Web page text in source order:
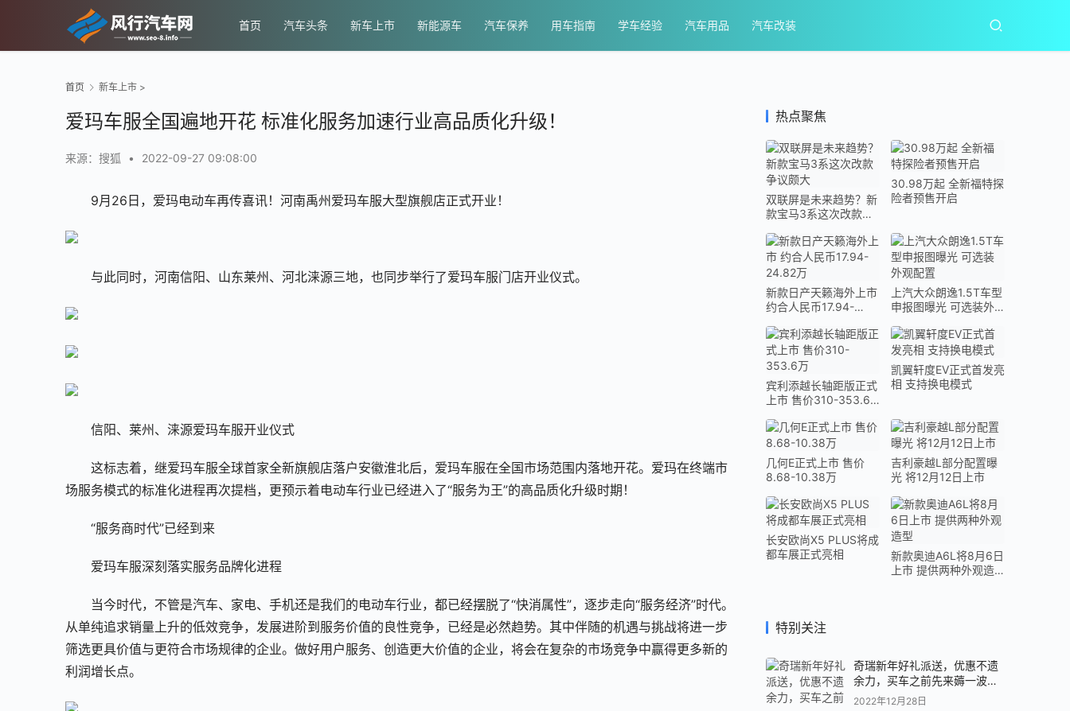
首页 汽车头条 新车上市 新能源车 汽车保养 用车指南 学车经验 汽车用品 汽车改装
首页 新车上市 >
爱玛车服全国遍地开花 标准化服务加速行业高品质化升级！
来源：搜狐 • 2022-09-27 09:08:00
9月26日，爱玛电动车再传喜讯！河南禹州爱玛车服大型旗舰店正式开业！
与此同时，河南信阳、山东莱州、河北涞源三地，也同步举行了爱玛车服门店开业仪式。
信阳、莱州、涞源爱玛车服开业仪式
这标志着，继爱玛车服全球首家全新旗舰店落户安徽淮北后，爱玛车服在全国市场范围内落地开花。爱玛在终端市
场服务模式的标准化进程再次提档，更预示着电动车行业已经进入了“服务为王”的高品质化升级时期！
“服务商时代”已经到来
爱玛车服深刻落实服务品牌化进程
当今时代，不管是汽车、家电、手机还是我们的电动车行业，都已经摆脱了“快消属性”，逐步走向“服务经济”时代。
从单纯追求销量上升的低效竞争，发展进阶到服务价值的良性竞争，已经是必然趋势。其中伴随的机遇与挑战将进一步
筛选更具价值与更符合市场规律的企业。做好用户服务、创造更大价值的企业，将会在复杂的市场竞争中赢得更多新的
利润增长点。
热点聚焦
双联屏是未来趋势？新
款宝马3系这次改款争
30.98万起 全新福特探
险者预售开启
新款日产天籁海外上市
约合人民币17.94-
上汽大众朗逸1.5T车型
申报图曝光 可选装外
宾利添越长轴距版正式
上市 售价310-353.6
凯翼轩度EV正式首发亮
相 支持换电模式
几何E正式上市 售价
8.68-10.38万
吉利豪越L部分配置曝
光 将12月12日上市
长安欧尚X5 PLUS将成
都车展正式亮相
新款奥迪A6L将8月6日
上市 提供两种外观造
特别关注
奇瑞新年好礼派送，优惠不遗
余力，买车之前先来薅一波羊
毛吧！
2022年12月28日